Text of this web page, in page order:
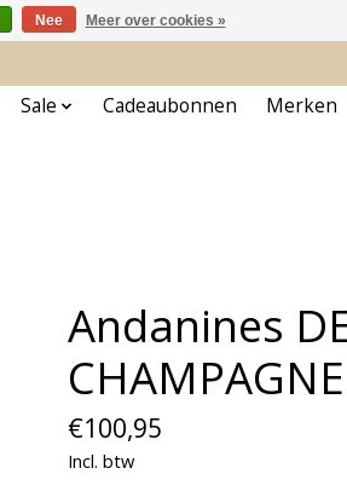
Sale Cadeaubonnen Merken
Andanines
€100,95
Incl. btw
Nee Meer over cookies »